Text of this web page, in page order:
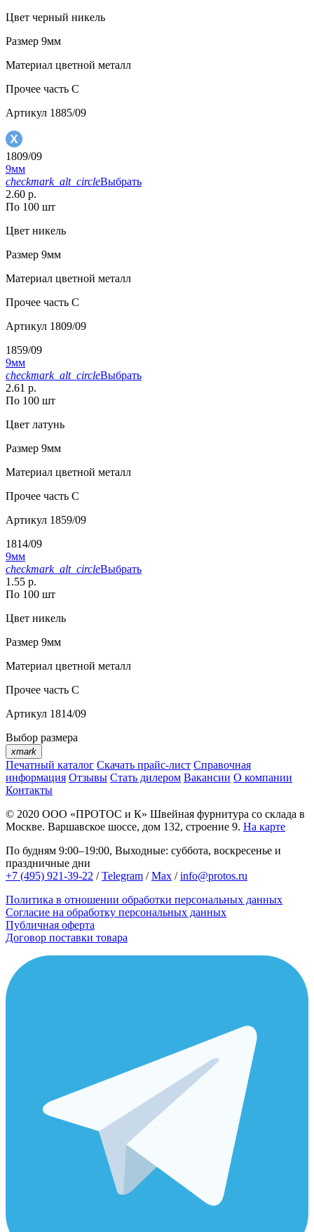
Цвет черный никель
Размер 9мм
Материал цветной металл
Прочее часть С
Артикул 1885/09
1809/09
9мм
checkmark_alt_circleВыбрать
2.60 р.
По 100 шт
Цвет никель
Размер 9мм
Материал цветной металл
Прочее часть С
Артикул 1809/09
1859/09
9мм
checkmark_alt_circleВыбрать
2.61 р.
По 100 шт
Цвет латунь
Размер 9мм
Материал цветной металл
Прочее часть С
Артикул 1859/09
1814/09
9мм
checkmark_alt_circleВыбрать
1.55 р.
По 100 шт
Цвет никель
Размер 9мм
Материал цветной металл
Прочее часть C
Артикул 1814/09
Выбор размера
xmark
Печатный каталог Скачать прайс-лист Справочная
информация Отзывы Стать дилером Вакансии О компании
Контакты
© 2020 ООО «ПРОТОС и К» Швейная фурнитура со склада в
Москве. Варшавское шоссе, дом 132, строение 9. На карте
По будням 9:00–19:00, Выходные: суббота, воскресенье и
праздничные дни
+7 (495) 921-39-22 /Telegram /Max /info@protos.ru
Политика в отношении обработки персональных данных
Согласие на обработку персональных данных
Публичная оферта
Договор поставки товара